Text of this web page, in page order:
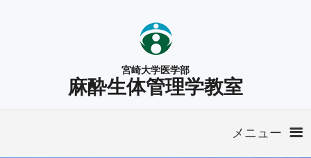
宮崎大学医学部
麻酔生体管理学教室
メニュー